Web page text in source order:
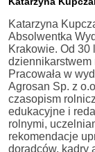
Katarzyna
Absolwentka
Krakowie. Od 30
dziennikarstwem
Pracowała w
Agrosan Sp. z
czasopism
edukacyjne i
rolnymi,
rekomendacje
doradców, kadry